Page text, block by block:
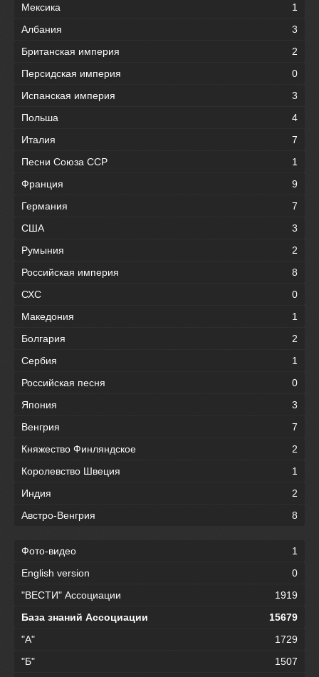
Мексика
1
Албания
3
Британская империя
2
Персидская империя
0
Испанская империя
3
Польша
4
Италия
7
Песни Союза ССР
1
Франция
9
Германия
7
США
3
Румыния
2
Российская империя
8
СХС
0
Македония
1
Болгария
2
Сербия
1
Российская песня
0
Япония
3
Венгрия
7
Княжество Финляндское
2
Королевство Швеция
1
Индия
2
Австро-Венгрия
8
Фото-видео
1
English version
0
"ВЕСТИ" Ассоциации
1919
База знаний Ассоциации
15679
"А"
1729
"Б"
1507